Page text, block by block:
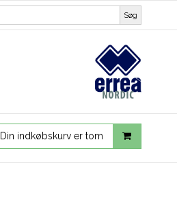
Søg
Din indkøbskurv er tom